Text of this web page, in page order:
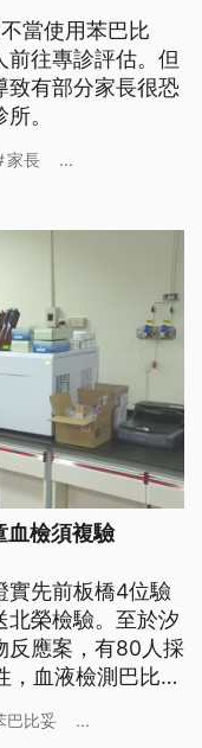
當使用苯巴比
前往專診評估。但
致有部分家長很恐
。
家長 ...
血檢須複驗
實先前板橋4位驗
北榮檢驗。至於汐
反應案，有80人採
血液檢測巴比妥
待釐清事實後，
巴比妥 ...